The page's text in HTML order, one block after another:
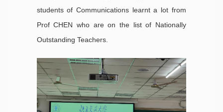
students of Communications learnt a lot from
Prof CHEN who are on the list of Nationally
Outstanding Teachers.